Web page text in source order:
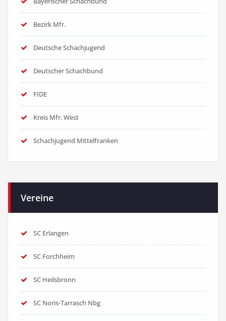
Bezirk Mfr.
Deutsche Schachjugend
Deutscher Schachbund
FIDE
Kreis Mfr. West
Schachjugend Mittelfranken
Vereine
SC Erlangen
SC Forchheim
SC Heilsbronn
SC Noris-Tarrasch Nbg